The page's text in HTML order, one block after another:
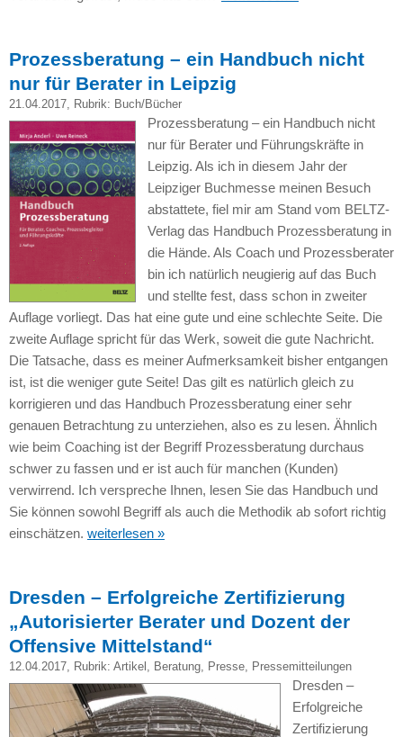
Prozessberatung – ein Handbuch nicht
nur für Berater in Leipzig
21.04.2017, Rubrik: Buch/Bücher
Prozessberatung – ein Handbuch nicht
nur für Berater und Führungskräfte in
Leipzig. Als ich in diesem Jahr der
Leipziger Buchmesse meinen Besuch
abstattete, fiel mir am Stand vom BELTZ-
Verlag das Handbuch Prozessberatung in
die Hände. Als Coach und Prozessberater
bin ich natürlich neugierig auf das Buch
und stellte fest, dass schon in zweiter
Auflage vorliegt. Das hat eine gute und eine schlechte Seite. Die
zweite Auflage spricht für das Werk, soweit die gute Nachricht.
Die Tatsache, dass es meiner Aufmerksamkeit bisher entgangen
ist, ist die weniger gute Seite! Das gilt es natürlich gleich zu
korrigieren und das Handbuch Prozessberatung einer sehr
genauen Betrachtung zu unterziehen, also es zu lesen. Ähnlich
wie beim Coaching ist der Begriff Prozessberatung durchaus
schwer zu fassen und er ist auch für manchen (Kunden)
verwirrend. Ich verspreche Ihnen, lesen Sie das Handbuch und
Sie können sowohl Begriff als auch die Methodik ab sofort richtig
einschätzen. weiterlesen »
Dresden – Erfolgreiche Zertifizierung
„Autorisierter Berater und Dozent der
Offensive Mittelstand“
12.04.2017, Rubrik: Artikel Beratung, Presse, Pressemitteilungen
Dresden –
Erfolgreiche
Zertifizierung